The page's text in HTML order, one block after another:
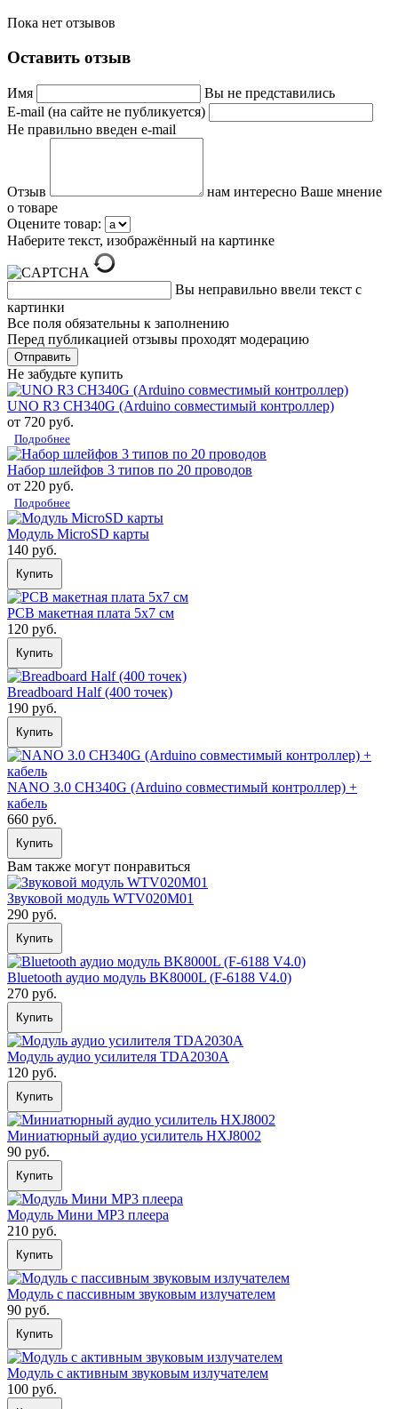
Пока нет отзывов
Оставить отзыв
Имя
Вы не представились
E-mail (на сайте не публикуется)
Не правильно введен e-mail
Отзыв
нам интересно Ваше мнение
о товаре
Оцените товар:
Наберите текст, изображённый на картинке
Вы неправильно ввели текст с
картинки
Все поля обязательны к заполнению
Перед публикацией отзывы проходят модерацию
Не забудьте купить
UNO R3 CH340G (Arduino совместимый контроллер)
от 720 руб.
Подробнее
Набор шлейфов 3 типов по 20 проводов
от 220 руб.
Подробнее
Модуль MicroSD карты
140 руб.
Купить
PCB макетная плата 5х7 см
120 руб.
Купить
Breadboard Half (400 точек)
190 руб.
Купить
NANO 3.0 CH340G (Arduino совместимый контроллер) +
кабель
660 руб.
Купить
Вам также могут понравиться
Звуковой модуль WTV020M01
290 руб.
Купить
Bluetooth аудио модуль BK8000L (F-6188 V4.0)
270 руб.
Купить
Модуль аудио усилителя TDA2030A
120 руб.
Купить
Миниатюрный аудио усилитель HXJ8002
90 руб.
Купить
Модуль Мини МР3 плеера
210 руб.
Купить
Модуль с пассивным звуковым излучателем
90 руб.
Купить
Модуль с активным звуковым излучателем
100 руб.